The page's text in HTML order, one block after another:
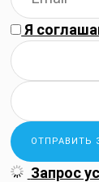
Я
Запрос